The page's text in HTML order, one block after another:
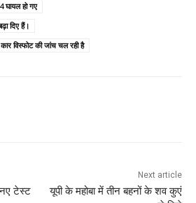
घायल हो गए
दिए हैं।
विस्फोट की जांच चल रही है
टेस्ट
Next article
यूपी के महोबा में तीन बहनों के शव कुएं